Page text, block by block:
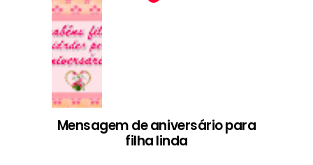
Mensagem de aniversário para
filha linda